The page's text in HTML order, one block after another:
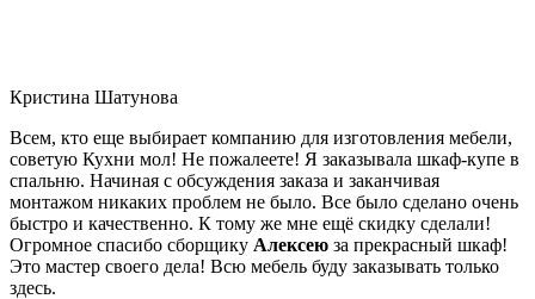
Кристина Шатунова
Всем, кто еще выбирает компанию для изготовления мебели,
советую Кухни мол! Не пожалеете! Я заказывала шкаф-купе в
спальню. Начиная с обсуждения заказа и заканчивая
монтажом никаких проблем не было. Все было сделано очень
быстро и качественно. К тому же мне ещё скидку сделали!
Огромное спасибо сборщику Алексею за прекрасный шкаф!
Это мастер своего дела! Всю мебель буду заказывать только
здесь.